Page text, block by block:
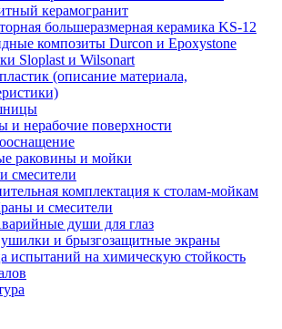
керамогранит
большеразмерная керамика KS-12
композиты Durcon и Epoxystone
Sloplast и Wilsonart
(описание материала,
и нерабочие поверхности
раковины и мойки
смесители
комплектация к столам-мойкам
и смесители
души для глаз
и брызгозащитные экраны
испытаний на химическую стойкость